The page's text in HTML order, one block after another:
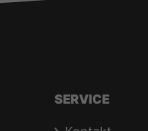
SERVICE